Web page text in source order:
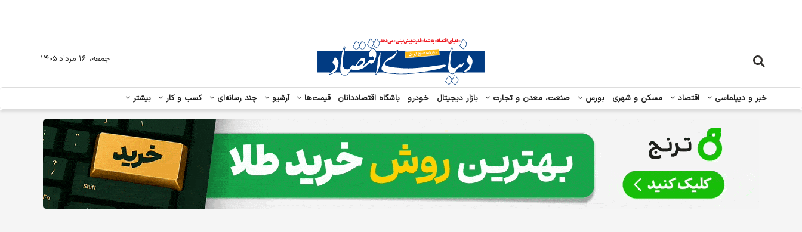
خبر و دیپلماسی اقتصاد مسکن و شهری بورس صنعت، معدن و تجارت بازار دیجیتال خودرو باشگاه اقتصاددانان قیمت‌ها آرشیو چند رسانه‌ای کسب و کار بیشتر
جمعه، ۱۶ مرداد ۱۴۰۵